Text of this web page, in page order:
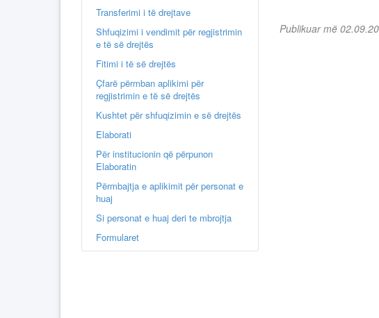
Transferimi i të drejtave
Shfuqizimi i vendimit për regjistrimin
e të së drejtës
Fitimi i të së drejtës
Çfarë përmban aplikimi për
regjistrimin e të së drejtës
Kushtet për shfuqizimin e së drejtës
Elaborati
Për institucionin që përpunon
Elaboratin
Përmbajtja e aplikimit për personat e
huaj
Si personat e huaj deri te mbrojtja
Formularet
Publikuar më